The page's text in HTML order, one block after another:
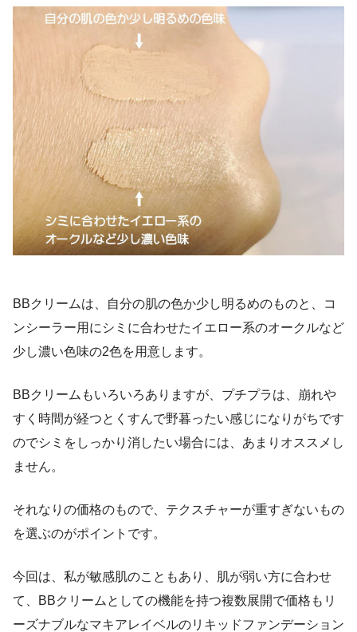
BBクリームは、自分の肌の色か少し明るめのものと、コ
ンシーラー用にシミに合わせたイエロー系のオークルなど
少し濃い色味の2色を用意します。
BBクリームもいろいろありますが、プチプラは、崩れや
すく時間が経つとくすんで野暮ったい感じになりがちです
のでシミをしっかり消したい場合には、あまりオススメし
ません。
それなりの価格のもので、テクスチャーが重すぎないもの
を選ぶのがポイントです。
今回は、私が敏感肌のこともあり、肌が弱い方に合わせ
て、BBクリームとしての機能を持つ複数展開で価格もリ
ーズナブルなマキアレイベルのリキッドファンデーション